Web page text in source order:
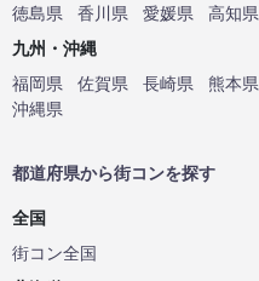
徳島県
香川県 愛媛県
高知県
九州・沖縄
福岡県
佐賀県 長崎県 熊本県
沖縄県
都道府県から街コンを探す
全国
街コン全国